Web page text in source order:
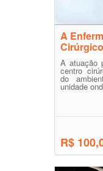
A
Cirúrgico
A atuação
centro
do
unidade
R$